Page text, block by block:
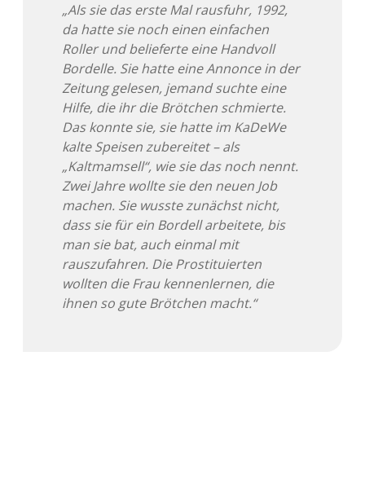
Adventskalender 2015
Adventskalender 2016
Adventskalender 2017
Adventskalender 2018
Adventskalender 2019
Adventskalender 2020
Adventskalender 2021
Adventskalender 2022
„Als sie das erste Mal rausfuhr, 1992,
da hatte sie noch einen einfachen
Roller und belieferte eine Handvoll
Bordelle. Sie hatte eine Annonce in der
Zeitung gelesen, jemand suchte eine
Hilfe, die ihr die Brötchen schmierte.
Das konnte sie, sie hatte im KaDeWe
kalte Speisen zubereitet – als
„Kaltmamsell“, wie sie das noch nennt.
Zwei Jahre wollte sie den neuen Job
machen. Sie wusste zunächst nicht,
dass sie für ein Bordell arbeitete, bis
man sie bat, auch einmal mit
rauszufahren. Die Prostituierten
wollten die Frau kennenlernen, die
ihnen so gute Brötchen macht.“